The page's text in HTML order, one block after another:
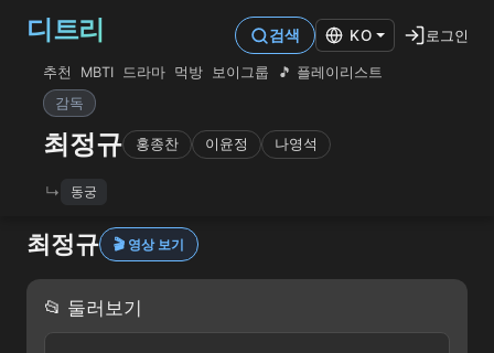
디트리
추천 MBTI 드라마 먹방 보이그룹
🎵 플레이리스트
감독
최정규 홍종찬 이윤정 나영석
동궁
검색 KO 로그인
최정규 🎬 영상 보기
📂 둘러보기